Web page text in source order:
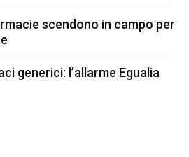
scendono in campo per
generici: l’allarme Egualia